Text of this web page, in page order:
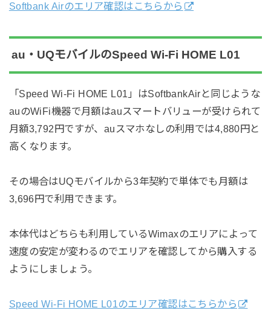
Softbank Airのエリア確認はこちらから
au・UQモバイルのSpeed Wi-Fi HOME L01
「Speed Wi-Fi HOME L01」はSoftbankAirと同じような
auのWiFi機器で月額はauスマートバリューが受けられて
月額3,792円ですが、auスマホなしの利用では4,880円と
高くなります。
その場合はUQモバイルから3年契約で単体でも月額は
3,696円で利用できます。
本体代はどちらも利用しているWimaxのエリアによって
速度の安定が変わるのでエリアを確認してから購入する
ようにしましょう。
Speed Wi-Fi HOME L01のエリア確認はこちらから